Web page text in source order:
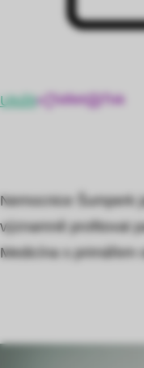
Uložit
Nemocnice Šumperk
významně profitovat
Medicína s primářem